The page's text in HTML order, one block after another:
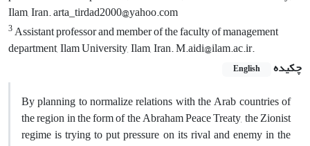
Ilam, Iran. arta_tirdad2000@yahoo.com
3Assistant professor and member of the faculty of management
department, Ilam University, Ilam, Iran. M.aidi@ilam.ac.ir.
چکیده
English
By planning to normalize relations with the Arab countries of
the region in the form of the Abraham Peace Treaty, the Zionist
regime is trying to put pressure on its rival and enemy in the